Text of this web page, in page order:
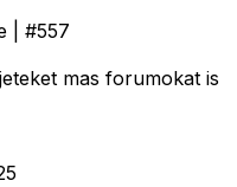
| #557
mas forumokat is